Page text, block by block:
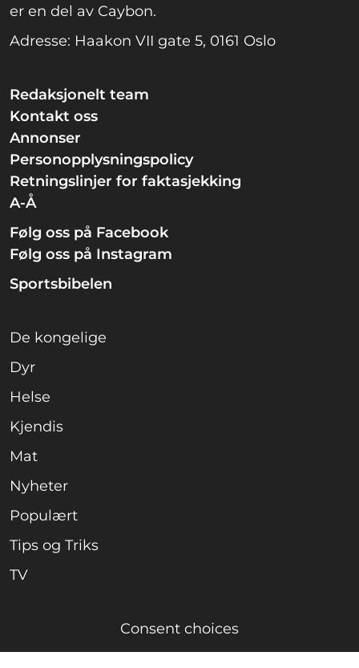
er en del av Caybon.
Adresse: Haakon VII gate 5, 0161 Oslo
Redaksjonelt team
Kontakt oss
Annonser
Personopplysningspolicy
Retningslinjer for faktasjekking
A-Å
Følg oss på Facebook
Følg oss på Instagram
Sportsbibelen
De kongelige
Dyr
Helse
Kjendis
Mat
Nyheter
Populært
Tips og Triks
TV
Consent choices